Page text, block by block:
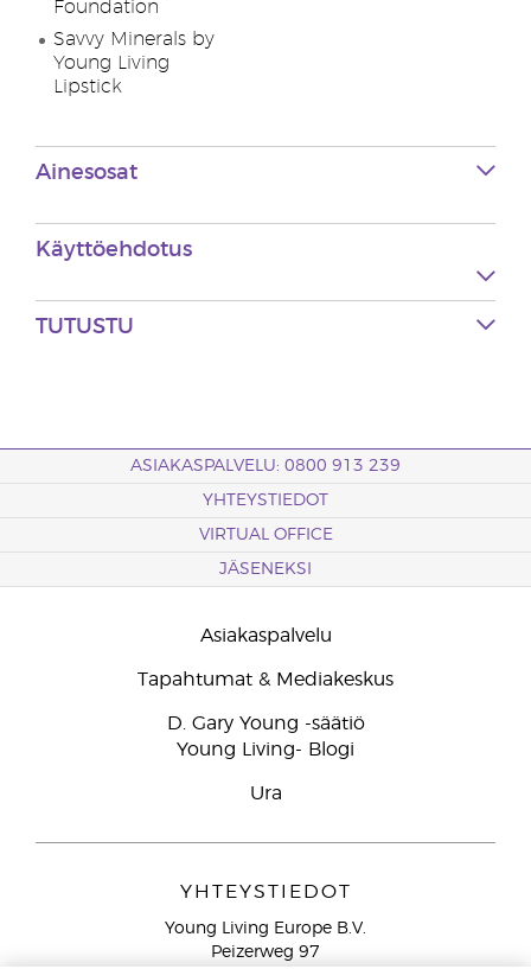
Foundation
Savvy Minerals by
Young Living
Lipstick
Ainesosat
Käyttöehdotus
TUTUSTU
ASIAKASPALVELU: 0800 913 239
YHTEYSTIEDOT
VIRTUAL OFFICE
JÄSENEKSI
Asiakaspalvelu
Tapahtumat & Mediakeskus
D. Gary Young -säätiö
Young Living- Blogi
Ura
YHTEYSTIEDOT
Young Living Europe B.V.
Peizerweg 97